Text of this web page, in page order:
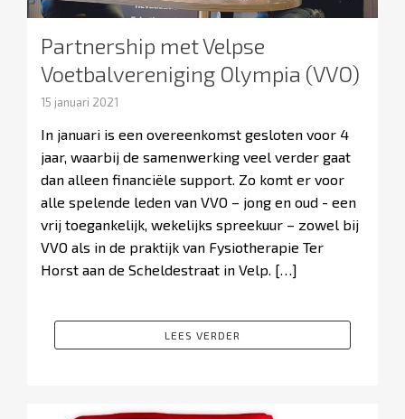
Partnership met Velpse
Voetbalvereniging Olympia (VVO)
15 januari 2021
In januari is een overeenkomst gesloten voor 4
jaar, waarbij de samenwerking veel verder gaat
dan alleen financiële support. Zo komt er voor
alle spelende leden van VVO – jong en oud - een
vrij toegankelijk, wekelijks spreekuur – zowel bij
VVO als in de praktijk van Fysiotherapie Ter
Horst aan de Scheldestraat in Velp. […]
LEES VERDER